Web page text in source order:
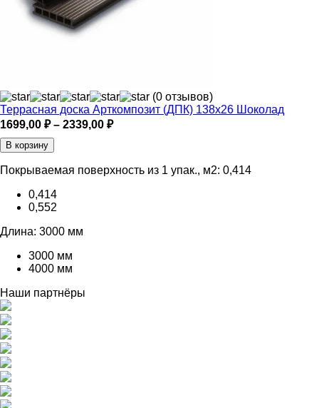
(0 отзывов)
Террасная доска Арткомпозит (ДПК) 138х26 Шоколад
1699,00 ₽ – 2339,00 ₽Диапазон
2339,00 ₽
В корзину
Покрываемая поверхность из 1 упак., м2: 0,414
0,414
0,552
Длина: 3000 мм
3000 мм
4000 мм
Наши партнёры